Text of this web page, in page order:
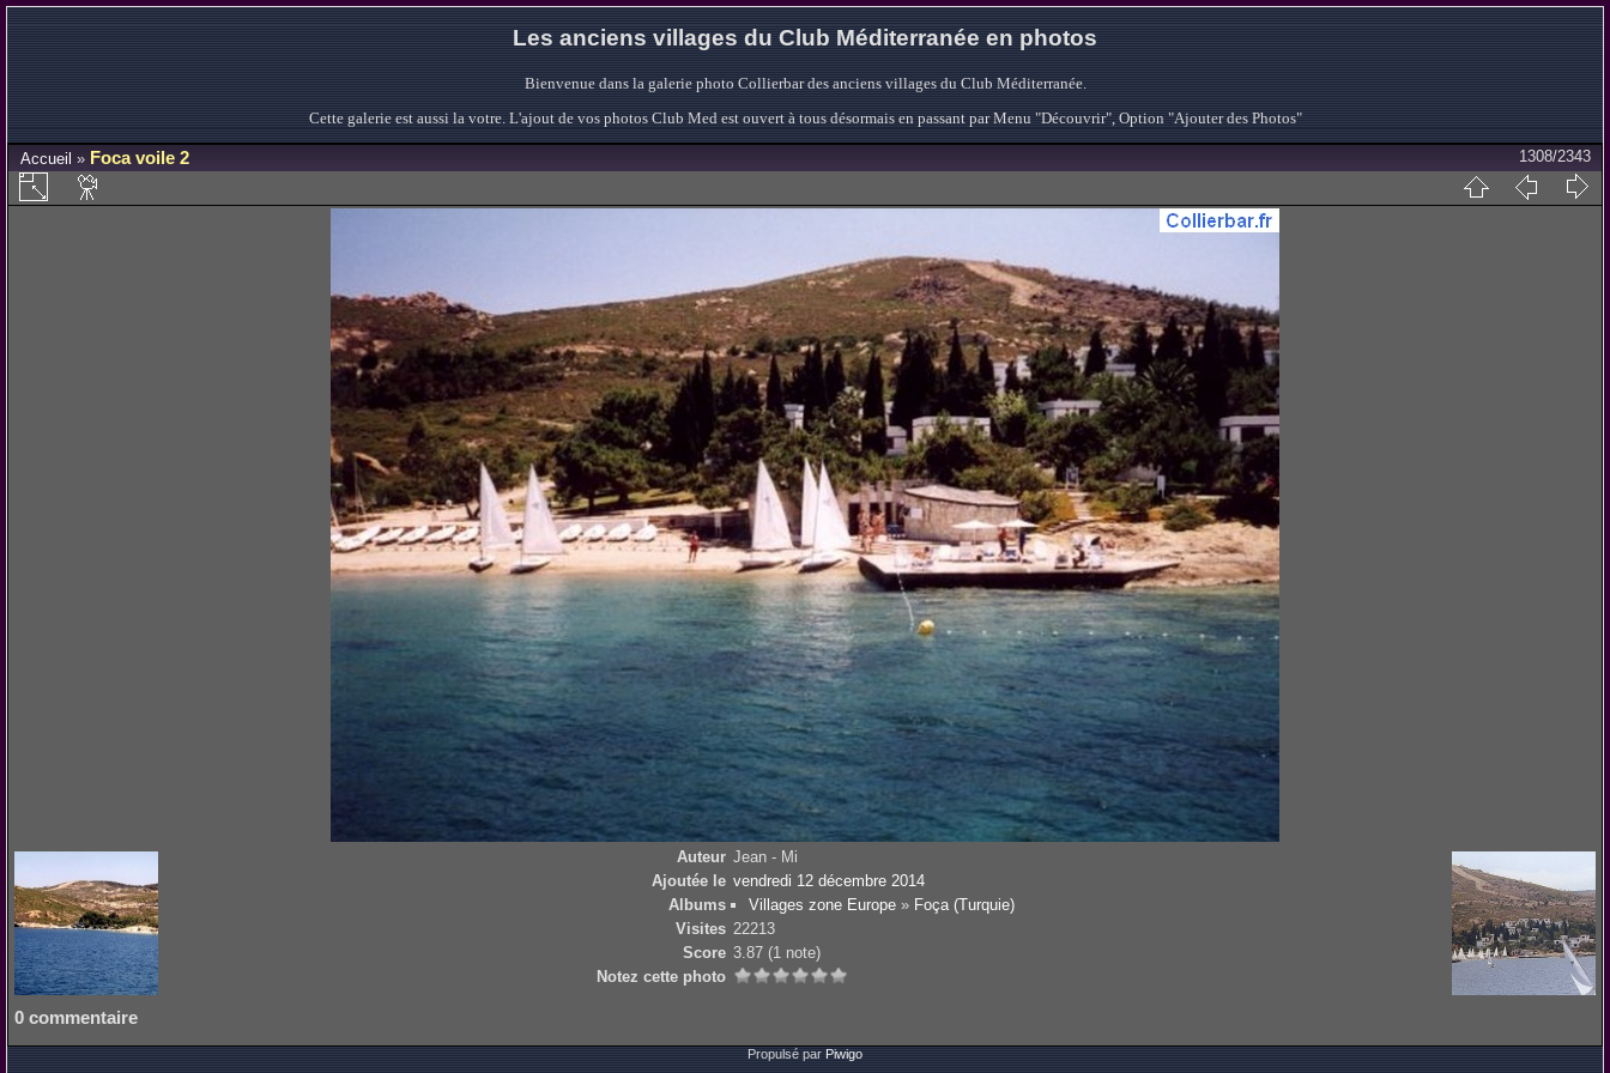
Les anciens villages du Club Méditerranée en photos
Bienvenue dans la galerie photo Collierbar des anciens villages du Club Méditerranée.
Cette galerie est aussi la votre. L'ajout de vos photos Club Med est ouvert à tous désormais en passant par Menu "Découvrir", Option "Ajouter des Photos"
Accueil » Foca voile 2 1308/2343
Auteur Jean - Mi
Ajoutée le vendredi 12 décembre 2014
Albums
Villages zone Europe» Foça (Turquie)
Visites 22213
Score 3.87 (1 note)
Notez cette photo
0 commentaire
Propulsé par Piwigo